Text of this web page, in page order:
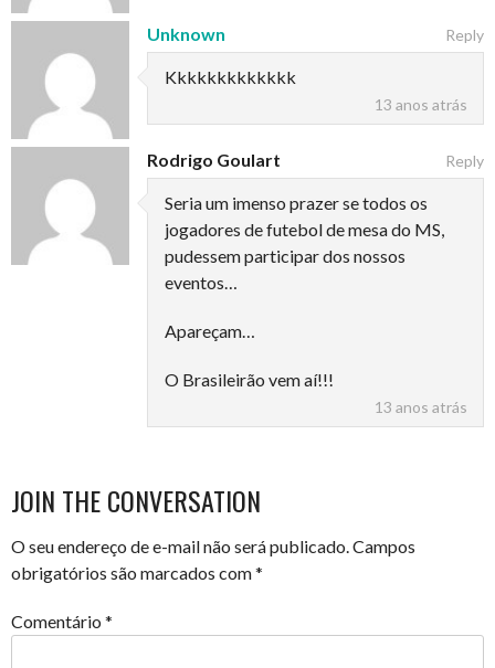
Unknown
13 anos atrás
Kkkkkkkkkkkkk
Reply
Rodrigo Goulart
13 anos atrás
Seria um imenso prazer se todos os
jogadores de futebol de mesa do MS,
pudessem participar dos nossos
eventos…
Apareçam…
O Brasileirão vem aí!!!
Reply
JOIN THE CONVERSATION
O seu endereço de e-mail não será publicado.Campos
obrigatórios são marcados com*
Comentário *